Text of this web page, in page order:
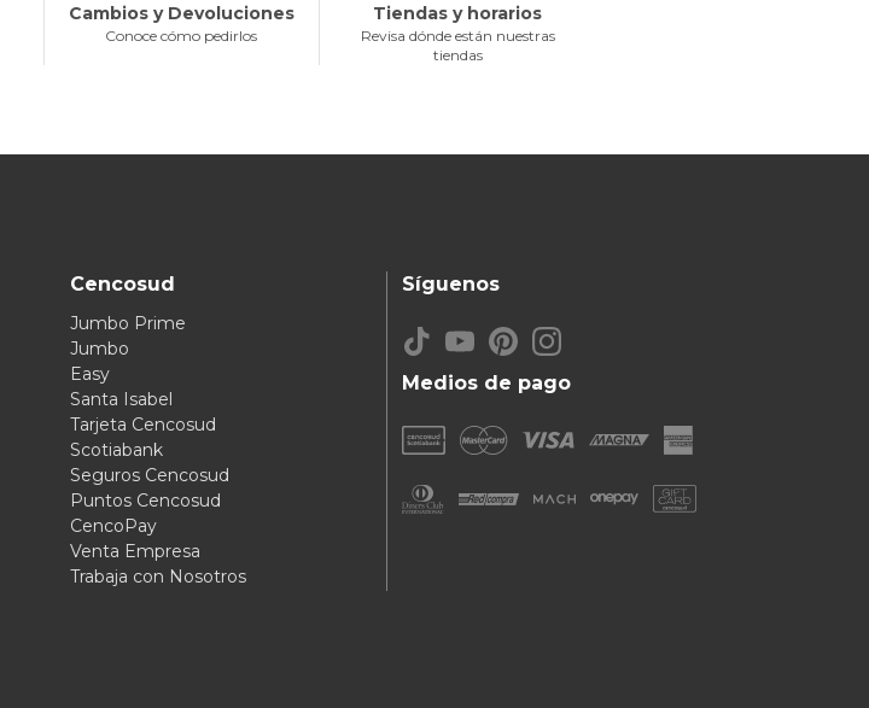
Cambios y Devoluciones
Conoce cómo pedirlos
Tiendas y horarios
Revisa dónde están nuestras
tiendas
Cencosud
Jumbo Prime
Jumbo
Easy
Santa Isabel
Tarjeta Cencosud
Scotiabank
Seguros Cencosud
Puntos Cencosud
CencoPay
Venta Empresa
Trabaja con Nosotros
Medios de pago
Síguenos